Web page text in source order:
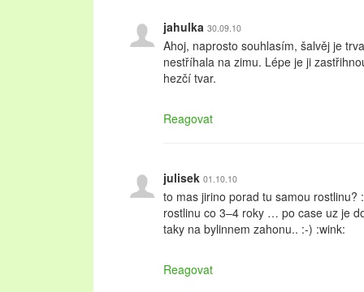
jahulka 30.09.10
Ahoj, naprosto souhlasím, šalvěj je
nestříhala na zimu. Lépe je ji
hezčí tvar.
Reagovat
julisek 01.10.10
to mas jirino porad tu samou rostlinu?
rostlinu co 3–4 roky … po case uz je
taky na bylinnem zahonu.. :-) :wink:
Reagovat